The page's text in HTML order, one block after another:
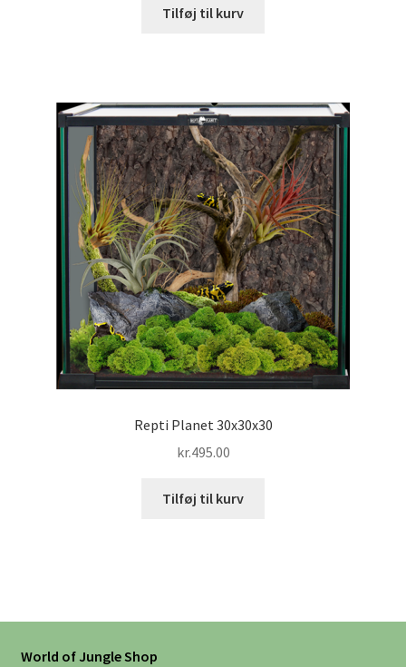
Tilføj til kurv
Repti Planet 30x30x30
kr.495.00
Tilføj til kurv
World of Jungle Shop